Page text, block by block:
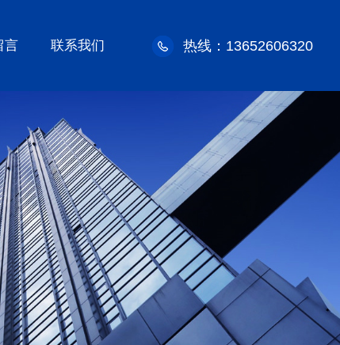
言 联系我们 热线：13652606320